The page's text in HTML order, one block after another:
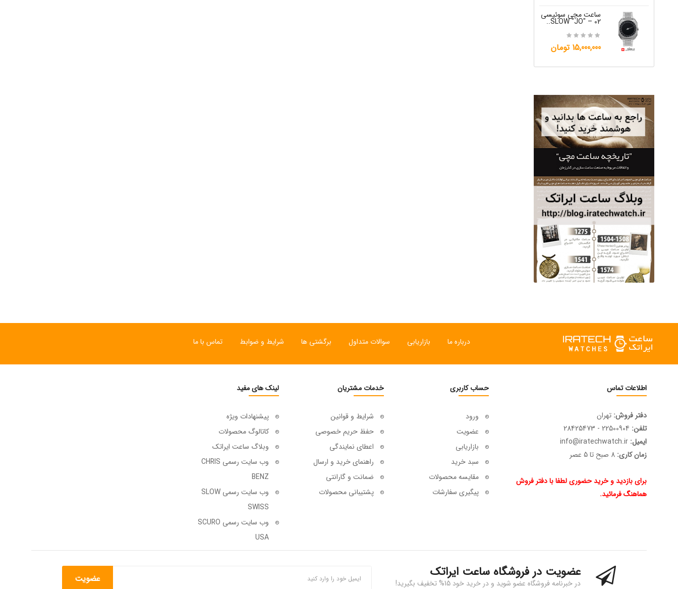
ساعت مچی سوئیسی
SLOW "JO" – 02..
15,000,000 تومان
درباره ما بازاریابی سوالات متداول برگشتی ها شرایط و ضوابط تماس با ما
اطلاعات تماس
دفتر فروش: تهران
تلفن: 22500904 - 28425473
ایمیل: info@iratechwatch.ir
زمان کاری:8 صبح تا 5 عصر
برای بازدید و خرید حضوری لطفا با دفتر فروش
هماهنگ فرمائید.
حساب کاربری
ورود
عضویت
بازاریابی
سبد خرید
مقایسه محصولات
پیگیری سفارشات
خدمات مشتریان
شرایط و قوانین
حفظ حریم خصوصی
اعطای نمایندگی
راهنمای خرید و ارسال
ضمانت و گارانتی
پشتیبانی محصولات
لینک های مفید
پیشنهادات ویژه
کاتالوگ محصولات
وبلاگ ساعت ایراتک
وب سایت رسمی CHRIS
BENZ
وب سایت رسمی SLOW
SWISS
وب سایت رسمی SCURO
USA
عضویت در فروشگاه ساعت ایراتک
در خبرنامه فروشگاه عضو شوید و در خرید خود 15% تخفیف بگیرید! عضویت